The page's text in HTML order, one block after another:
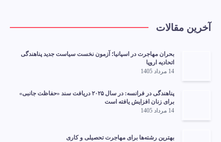
آخرین مقالات
بحران مهاجرت در اسپانیا؛ آزمون نخست سیاست جدید پناهندگی
اتحادیه اروپا
14 مرداد 1405
پناهندگی در فرانسه: در سال ۲۰۲۵ دریافت سند «حفاظت جانبی»
برای زنان افزایش یافته است
14 مرداد 1405
بهترین رشته‌ها برای مهاجرت تحصیلی و کاری